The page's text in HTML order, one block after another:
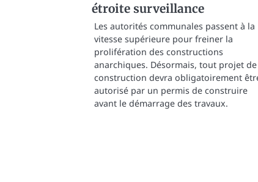
étroite surveillance
Les autorités communales passent à la
vitesse supérieure pour freiner la
prolifération des constructions
anarchiques. Désormais, tout projet de
construction devra obligatoirement
autorisé par un permis de construire
avant le démarrage des travaux.